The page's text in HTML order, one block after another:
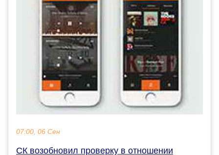
07:00, 06 Сен
СК возобновил проверку в отношении